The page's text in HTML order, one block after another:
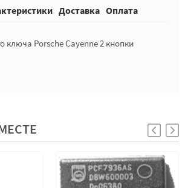
Доставка Оплата
ключа Porsche Cayenne 2 кнопки